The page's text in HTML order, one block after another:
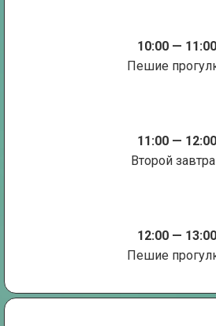
10:00 — 11:00
Пешие
11:00 — 12:00
Второй
12:00 — 13:00
Пешие